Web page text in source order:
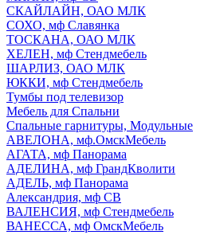
СКАЙЛАЙН, ОАО МЛК
СОХО, мф Славянка
ТОСКАНА, ОАО МЛК
ХЕЛЕН, мф Стендмебель
ШАРЛИЗ, ОАО МЛК
ЮККИ, мф Стендмебель
Тумбы под телевизор
Мебель для Спальни
Спальные гарнитуры, Модульные
АВЕЛОНА, мф.ОмскМебель
АГАТА, мф Панорама
АДЕЛИНА, мф ГрандКволити
АДЕЛЬ, мф Панорама
Александрия, мф СВ
ВАЛЕНСИЯ, мф Стендмебель
ВАНЕССА, мф ОмскМебель